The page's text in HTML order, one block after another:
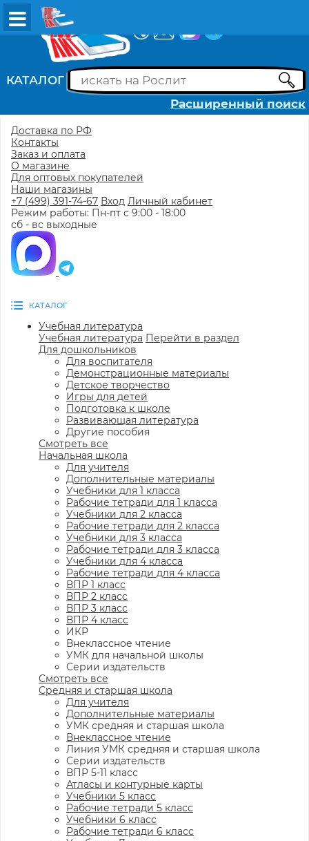
КАТАЛОГ
Расширенный поиск
Доставка по РФ
Контакты
Заказ и оплата
О магазине
Для оптовых покупателей
Наши магазины
+7 (499) 391-74-67 Вход Личный кабинет
Режим работы: Пн-пт с 9:00 - 18:00
сб - вс выходные
КАТАЛОГ
Учебная литература
Учебная литература Перейти в раздел
Для дошкольников
Для воспитателя
Демонстрационные материалы
Детское творчество
Игры для детей
Подготовка к школе
Развивающая литература
Другие пособия
Смотреть все
Начальная школа
Для учителя
Дополнительные материалы
Учебники для 1 класса
Рабочие тетради для 1 класса
Учебники для 2 класса
Рабочие тетради для 2 класса
Учебники для 3 класса
Рабочие тетради для 3 класса
Учебники для 4 класса
Рабочие тетради для 4 класса
ВПР 1 класс
ВПР 2 класс
ВПР 3 класс
ВПР 4 класс
ИКР
Внеклассное чтение
УМК для начальной школы
Серии издательств
Смотреть все
Средняя и старшая школа
Для учителя
Дополнительные материалы
УМК средняя и старшая школа
Внеклассное чтение
Линия УМК средняя и старшая школа
Серии издательств
ВПР 5-11 класс
Атласы и контурные карты
Учебники 5 класс
Рабочие тетради 5 класс
Учебники 6 класс
Рабочие тетради 6 класс